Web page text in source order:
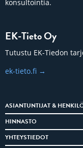
konsultointia.
EK-Tieto Oy
Tutustu EK-Tiedon
ek-tieto.fi
ASIANTUNTIJAT &
HINNASTO
YHTEYSTIEDOT